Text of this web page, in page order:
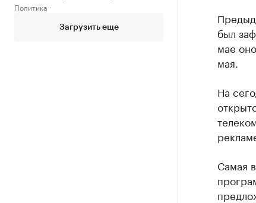
Политика
Загрузить еще
был
мае
мая.
На
Самая